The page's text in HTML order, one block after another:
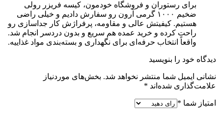
برای رستوران و فروشگاه خودمون، کیسه فریزر رولی
ضخیم ۱۰۰۰ گرمی آرون رو سفارش دادیم و خیلی راضی
هستیم. کیفیتش عالی و مقاومه، پرفراژش کار جداسازی رو
راحت کرده و خرید عمده هم سریع و بدون دردسر انجام شد.
واقعاً انتخاب حرفه‌ای برای نگهداری و بسته‌بندی مواد غذاییه.
دیدگاه خود را بنویسید
نشانی ایمیل شما منتشر نخواهد شد. بخش‌های موردنیاز
علامت‌گذاری شده‌اند *
امتیاز شما *